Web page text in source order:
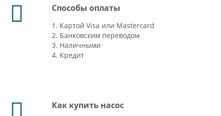
Способы оплаты
1. Картой Visa или Mastercard
2. Банковским переводом
3. Наличными
4. Кредит
Как купить насос